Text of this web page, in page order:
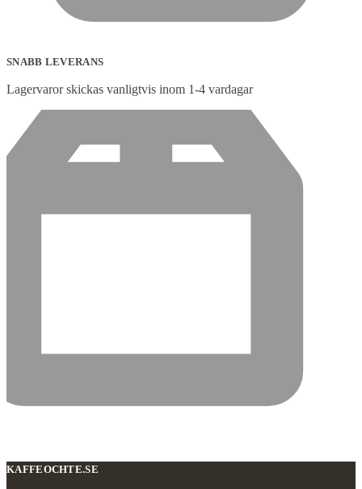
SNABB LEVERANS
Lagervaror skickas vanligtvis inom 1-4 vardagar
KAFFEOCHTE.SE